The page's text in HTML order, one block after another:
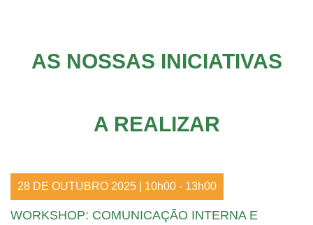
AS NOSSAS INICIATIVAS
A REALIZAR
28 DE OUTUBRO 2025 | 10h00 - 13h00
WORKSHOP: COMUNICAÇÃO INTERNA E